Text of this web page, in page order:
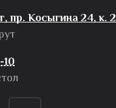
пр. Косыгина 24, к. 2